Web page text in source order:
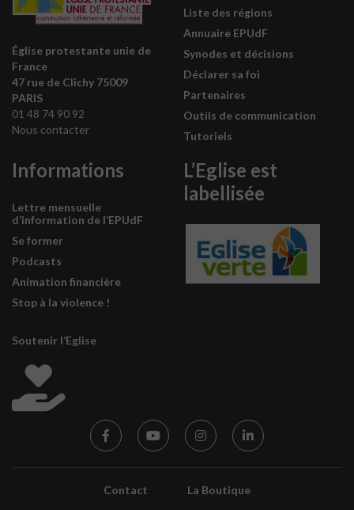
Église protestante unie de
France
47 rue de Clichy 75009
PARIS
01 48 74 90 92
Nous contacter
Liste des régions
Annuaire EPUdF
Synodes et décisions
Déclarer sa foi
Partenaires
Outils de communication
Tutoriels
Informations
Lettre mensuelle
d’information de l’EPUdF
Se former
Podcasts
Animation financière
Stop à la violence !
Soutenir l’Eglise
L’Eglise est
labellisée
Contact La Boutique